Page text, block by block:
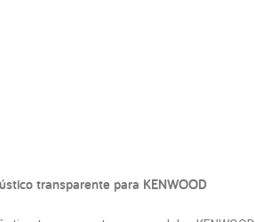
transparente para KENWOOD